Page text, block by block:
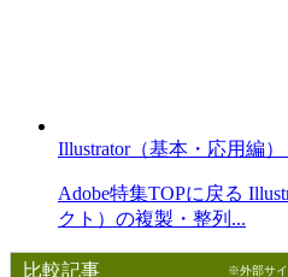
Illustrator（基本
Adobe特集TOPに戻る
クト）の複製・整列...
比較記事 ※外部サイ